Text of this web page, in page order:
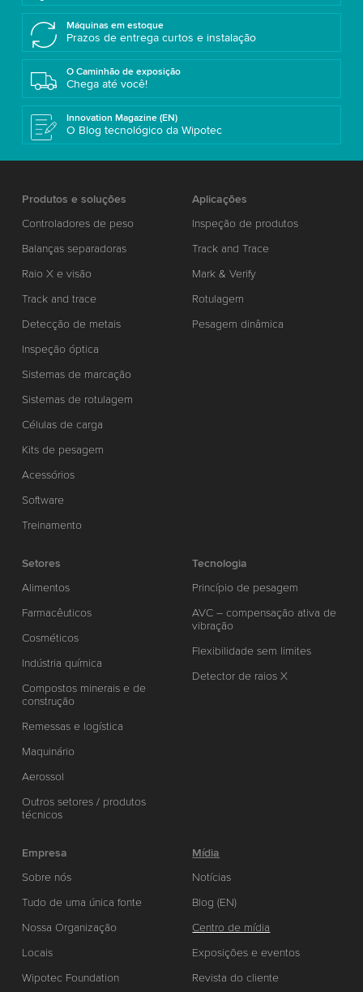
Máquinas em estoque
Prazos de entrega curtos e instalação
O Caminhão de exposição
Chega até você!
Innovation Magazine (EN)
O Blog tecnológico da Wipotec
Produtos e soluções
Controladores de peso
Balanças separadoras
Raio X e visão
Track and trace
Detecção de metais
Inspeção óptica
Sistemas de marcação
Sistemas de rotulagem
Células de carga
Kits de pesagem
Acessórios
Software
Treinamento
Aplicações
Inspeção de produtos
Track and Trace
Mark & Verify
Rotulagem
Pesagem dinâmica
Setores
Alimentos
Farmacêuticos
Cosméticos
Indústria química
Compostos minerais e de
construção
Remessas e logística
Maquinário
Aerossol
Outros setores / produtos
técnicos
Tecnologia
Princípio de pesagem
AVC – compensação ativa de
vibração
Flexibilidade sem limites
Detector de raios X
Empresa
Sobre nós
Tudo de uma única fonte
Nossa Organização
Locais
Wipotec Foundation
Mídia
Notícias
Blog (EN)
Centro de mídia
Exposições e eventos
Revista do cliente